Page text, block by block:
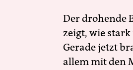
Der drohende
zeigt, wie
Gerade jetzt
allem mit den